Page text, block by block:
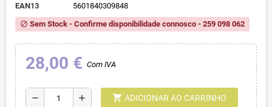
EAN13
5601840309848
block Sem Stock - Confirme disponibilidade connosco - 259 098 062
28,00 € Com IVA
remove add shopping_cart ADICIONAR AO CARRINHO